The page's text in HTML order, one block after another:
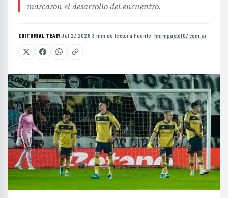
marcaron el desarrollo del encuentro.
EDITORIAL TEAM·Jul 27, 2026·3 min de lectura·Fuente: fmimpacto107.com.ar